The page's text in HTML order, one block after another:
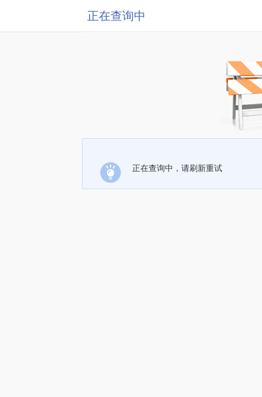
正在查询中
正在查询中，请刷新重试